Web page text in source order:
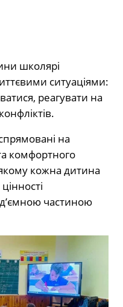
школярі
ситуаціями:
реагувати на
на
комфортного
кожна дитина
частиною